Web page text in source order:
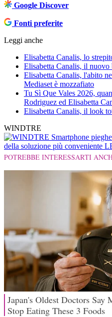
Google Discover
Fonti preferite
Leggi anche
Elisabetta Canalis, lo
Elisabetta Canalis, il
Elisabetta Canalis, l'abito
Mediaset è mozzafiato
Tu Sì Que Vales 2026,
Rodriguez ed Elisabetta
Elisabetta Canalis, il look
WINDTRE
Smartphone
della soluzione più conveniente